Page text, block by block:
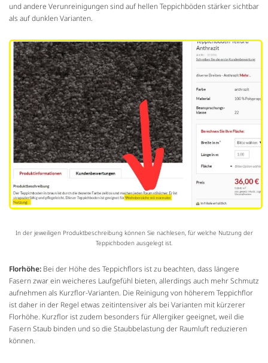
und andere Verunreinigungen sind auf hellen Teppichböden stärker sichtbar
als auf dunklen Varianten.
In der jeweiligen Produktbeschreibung können Sie nachlesen, für welche Nutzung der
Teppichboden ausgelegt ist.
Florhöhe: Bei der Höhe des Teppichflors ist zu beachten, dass längere
Fasern zwar ein weicheres Laufgefühl bieten, allerdings auch mehr Schmutz
aufnehmen als Kurzflor-Varianten. Die Reinigung von höherem Teppichflor
ist daher in der Regel etwas zeitintensiver als bei Varianten mit kürzerer
Florhöhe. Kurzflor ist zudem besonders für Allergiker geeignet, weil die
Fasern Staub binden und so die Staubbelastung der Raumluft reduzieren
können.